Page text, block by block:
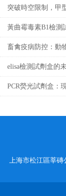
上海市松江區莘